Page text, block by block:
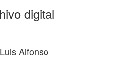
digital